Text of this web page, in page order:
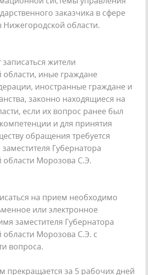
заказчика в сфере
Нижегородской области.
жители
иные граждане
иностранные граждане и
законно находящиеся на
если их вопрос ранее был
и для принятия
обращения требуется
Губернатора
Морозова С.Э.
на прием необходимо
или электронное
заместителя Губернатора
Морозова С.Э. с
вопроса.
прекращается за 5 рабочих дней